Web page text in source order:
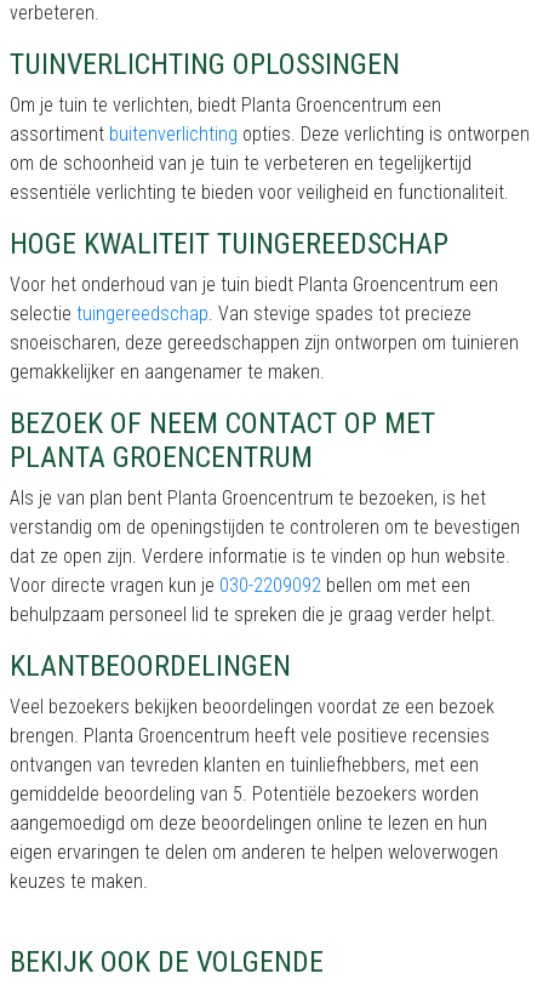
verbeteren.
TUINVERLICHTING OPLOSSINGEN
Om je tuin te verlichten, biedt Planta Groencentrum een
assortiment buitenverlichting opties. Deze verlichting is ontworpen
om de schoonheid van je tuin te verbeteren en tegelijkertijd
essentiële verlichting te bieden voor veiligheid en functionaliteit.
HOGE KWALITEIT TUINGEREEDSCHAP
Voor het onderhoud van je tuin biedt Planta Groencentrum een
selectie tuingereedschap. Van stevige spades tot precieze
snoeischaren, deze gereedschappen zijn ontworpen om tuinieren
gemakkelijker en aangenamer te maken.
BEZOEK OF NEEM CONTACT OP MET
PLANTA GROENCENTRUM
Als je van plan bent Planta Groencentrum te bezoeken, is het
verstandig om de openingstijden te controleren om te bevestigen
dat ze open zijn. Verdere informatie is te vinden op hun website.
Voor directe vragen kun je 030-2209092 bellen om met een
behulpzaam personeel lid te spreken die je graag verder helpt.
KLANTBEOORDELINGEN
Veel bezoekers bekijken beoordelingen voordat ze een bezoek
brengen. Planta Groencentrum heeft vele positieve recensies
ontvangen van tevreden klanten en tuinliefhebbers, met een
gemiddelde beoordeling van 5. Potentiële bezoekers worden
aangemoedigd om deze beoordelingen online te lezen en hun
eigen ervaringen te delen om anderen te helpen weloverwogen
keuzes te maken.
BEKIJK OOK DE VOLGENDE